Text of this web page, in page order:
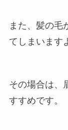
また、髪の毛
てしまいます
その場合は、
すすめです。